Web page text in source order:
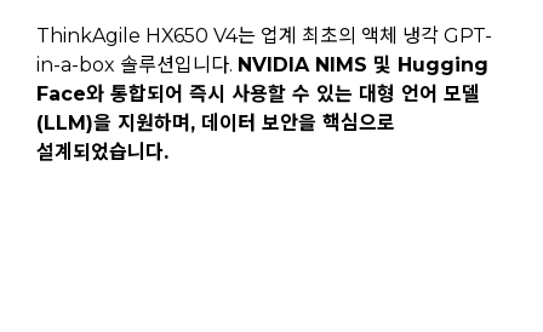
ThinkAgile HX650 V4는 업계 최초의 액체 냉각 GPT-
in-a-box 솔루션입니다. NVIDIA NIMS 및 Hugging
Face와 통합되어 즉시 사용할 수 있는 대형 언어 모델
(LLM)을 지원하며, 데이터 보안을 핵심으로
설계되었습니다.